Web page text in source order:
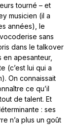
tourné – et
musicien (il a
années), le
sans
dans le talkover
apesanteur,
(c’est lui qui a
On connaissait
ce qu’il
de talent. Et
: ses
n’a plus un goût